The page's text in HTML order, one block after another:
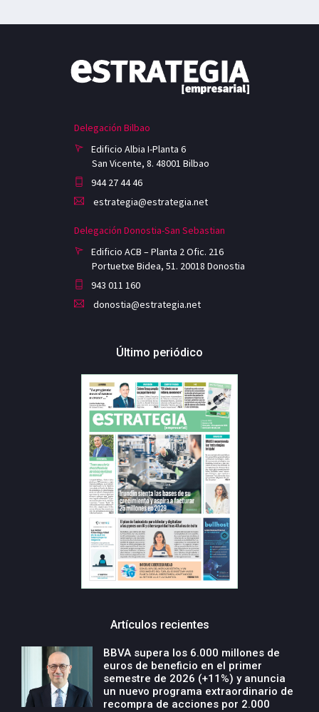
Delegación Bilbao
Edificio Albia I-Planta 6
San Vicente, 8. 48001 Bilbao
944 27 44 46
estrategia@estrategia.net
Delegación Donostia-San Sebastian
Edificio ACB – Planta 2 Ofic. 216
Portuetxe Bidea, 51. 20018 Donostia
943 011 160
donostia@estrategia.net
Último periódico
Artículos recientes
BBVA supera los 6.000 millones de
euros de beneficio en el primer
semestre de 2026 (+11%) y anuncia
un nuevo programa extraordinario de
recompra de acciones por 2.000